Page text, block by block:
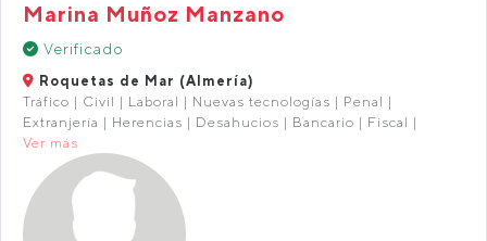
Marina Muñoz Manzano
Verificado
Roquetas de Mar (Almería)
Tráfico | Civil | Laboral | Nuevas tecnologías | Penal |
Extranjería | Herencias | Desahucios | Bancario | Fiscal |
Ver más